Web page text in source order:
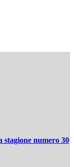
stagione numero 30